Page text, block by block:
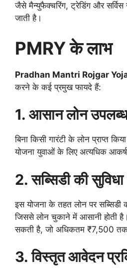
जैसे मैन्युफैक्चरिंग, ट्रेडिंग और सर्विस
जाती है।
PMRY के लाभ
Pradhan Mantri Rojgar
करने के कई प्रमुख फायदे हैं:
1. आसान लोन
बिना किसी गारंटी के लोन प्राप्त
योजना युवाओं के लिए अत्यधिक
2. सब्सिडी की सुविधा
इस योजना के तहत लोन पर सब्सिडी
जिससे लोन चुकाने में आसानी होती
सकती है, जो अधिकतम ₹7,500 तक
3. विस्तृत आवेदन